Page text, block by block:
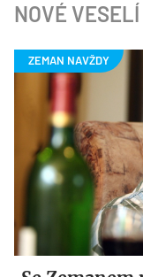
NOVÉ VESELÍ